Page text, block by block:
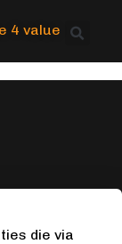
4 value
die via